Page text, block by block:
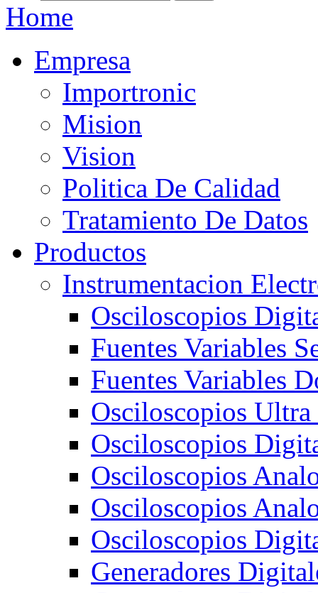
Home
Empresa
Importronic
Mision
Vision
Politica De Calidad
Tratamiento De Datos
Productos
Instrumentacion
Osciloscopios
Fuentes Variables
Fuentes Variables
Osciloscopios
Osciloscopios
Osciloscopios
Osciloscopios
Osciloscopios
Generadores